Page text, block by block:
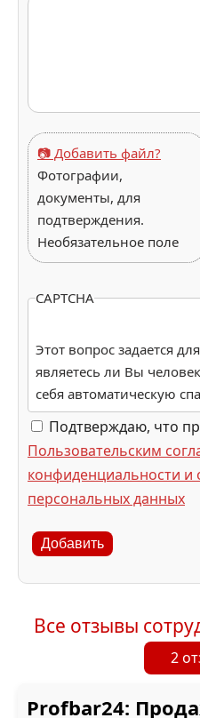
📷 Добавить файл?
Фотографии,
документы, для
подтверждения.
Необязательное поле
CAPTCHA
Этот вопрос задается
являетесь ли Вы
себя автоматическую
Подтверждаю, что
Пользовательским
конфиденциальности и
персональных данных
Добавить
Все отзывы
2
Profbar24: